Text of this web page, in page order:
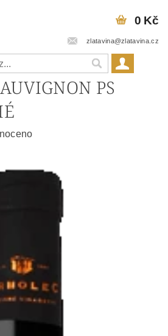
zlatavina@zlatavina.cz
0 Kč
PS